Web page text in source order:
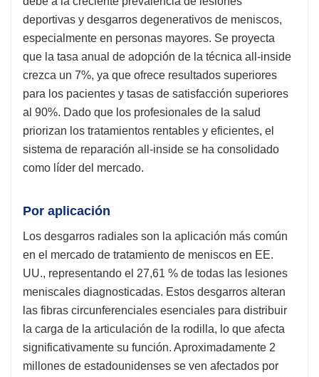
deportivas y desgarros degenerativos de meniscos,
especialmente en personas mayores. Se proyecta
que la tasa anual de adopción de la técnica all-inside
crezca un 7%, ya que ofrece resultados superiores
para los pacientes y tasas de satisfacción superiores
al 90%. Dado que los profesionales de la salud
priorizan los tratamientos rentables y eficientes, el
sistema de reparación all-inside se ha consolidado
como líder del mercado.
Por aplicación
Los desgarros radiales son la aplicación más común
en el mercado de tratamiento de meniscos en EE.
UU., representando el 27,61 % de todas las lesiones
meniscales diagnosticadas. Estos desgarros alteran
las fibras circunferenciales esenciales para distribuir
la carga de la articulación de la rodilla, lo que afecta
significativamente su función. Aproximadamente 2
millones de estadounidenses se ven afectados por